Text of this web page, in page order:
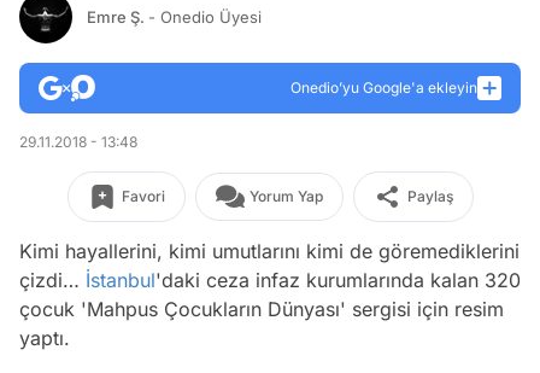
Emre Ş. - Onedio Üyesi
Onedio’yu Google'a ekleyin
29.11.2018 - 13:48
Favori Yorum Yap Paylaş
Kimi hayallerini, kimi umutlarını kimi de göremediklerini
çizdi… İstanbul'daki ceza infaz kurumlarında kalan 320
çocuk 'Mahpus Çocukların Dünyası' sergisi için resim
yaptı.